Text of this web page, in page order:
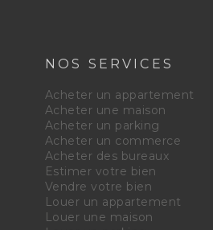
NOS SERVICES
Acheter un appartement
Acheter une maison
Acheter un parking
Acheter un commerce
Acheter des bureaux
Estimer votre bien
Vendre votre bien
Louer un appartement
Louer une maison